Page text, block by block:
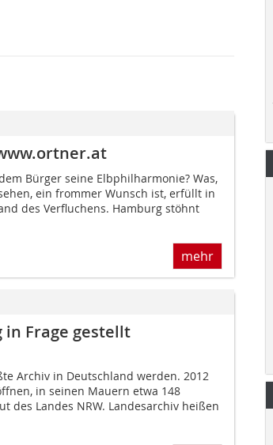
Bürger seine Elbphilharmonie? Was,
ein frommer Wunsch ist, erfüllt in
des Verfluchens. Ham­burg stöhnt
mehr
in Frage gestellt
Archiv in Deutschland werden. 2012
in seinen Mauern etwa 148
des Landes NRW. Landesarchiv heißen